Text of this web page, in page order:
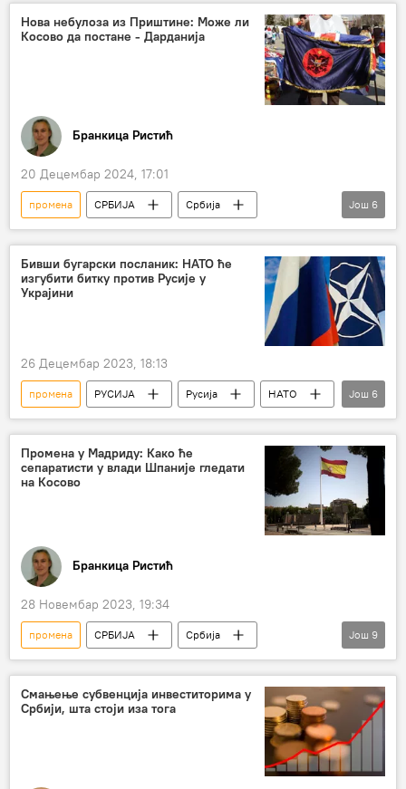
промена устава
Нова небулоза из Приштине: Може ли
Косово да постане - Дарданија
Бранкица Ристић
20 Децембар 2024, 17:01
промена СРБИЈА
Србија
Србија – политика
Косово и Метохија (КиМ)
име
национални идентитет
нови идентитет
Још 6
Бивши бугарски посланик: НАТО ће
изгубити битку против Русије у
Украјини
26 Децембар 2023, 18:13
промена РУСИЈА Русија
НАТО
Специјална војна операција у Украјини – вести
Свет – политика
Бугарска
Украјина
Још 6
Промена у Мадриду: Како ће
сепаратисти у влади Шпаније гледати
на Косово
Бранкица Ристић
28 Новембар 2023, 19:34
промена СРБИЈА
Србија
Србија – политика
Шпанија
признање независности Косова
Још 9
Смањење субвенција инвеститорима у
Србији, шта стоји иза тога